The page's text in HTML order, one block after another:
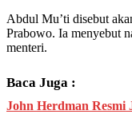
Abdul Mu’ti disebut
Prabowo. Ia menyebut
menteri.
Baca Juga :
John Herdman Resmi